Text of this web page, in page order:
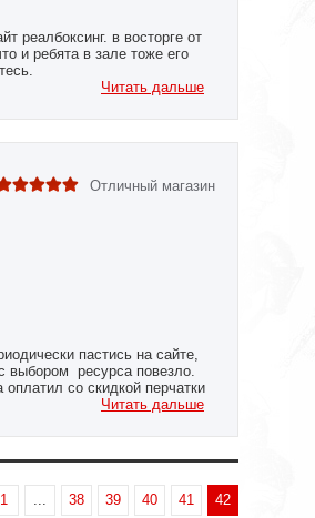
реалбоксинг. в восторге от
и ребята в зале тоже его
Читать дальше
Отличный магазин
пастись на сайте,
выбором ресурса повезло.
со скидкой перчатки
Читать дальше
1 38 39 40 41 42